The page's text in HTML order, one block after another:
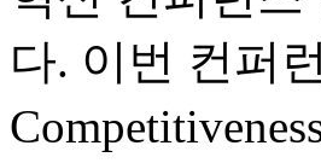
다. 이번 컨퍼